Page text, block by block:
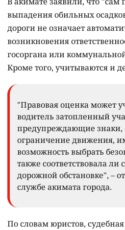
выпадения обильных
дороги не означает
возникновения
госоргана или
Кроме того, учитываются и
"Правовая оценка может
водитель затопленный
предупреждающие знаки,
ограничение движения,
возможность выбрать
также соответствовала ли
дорожной обстановке", –
службе акимата города.
По словам юристов,